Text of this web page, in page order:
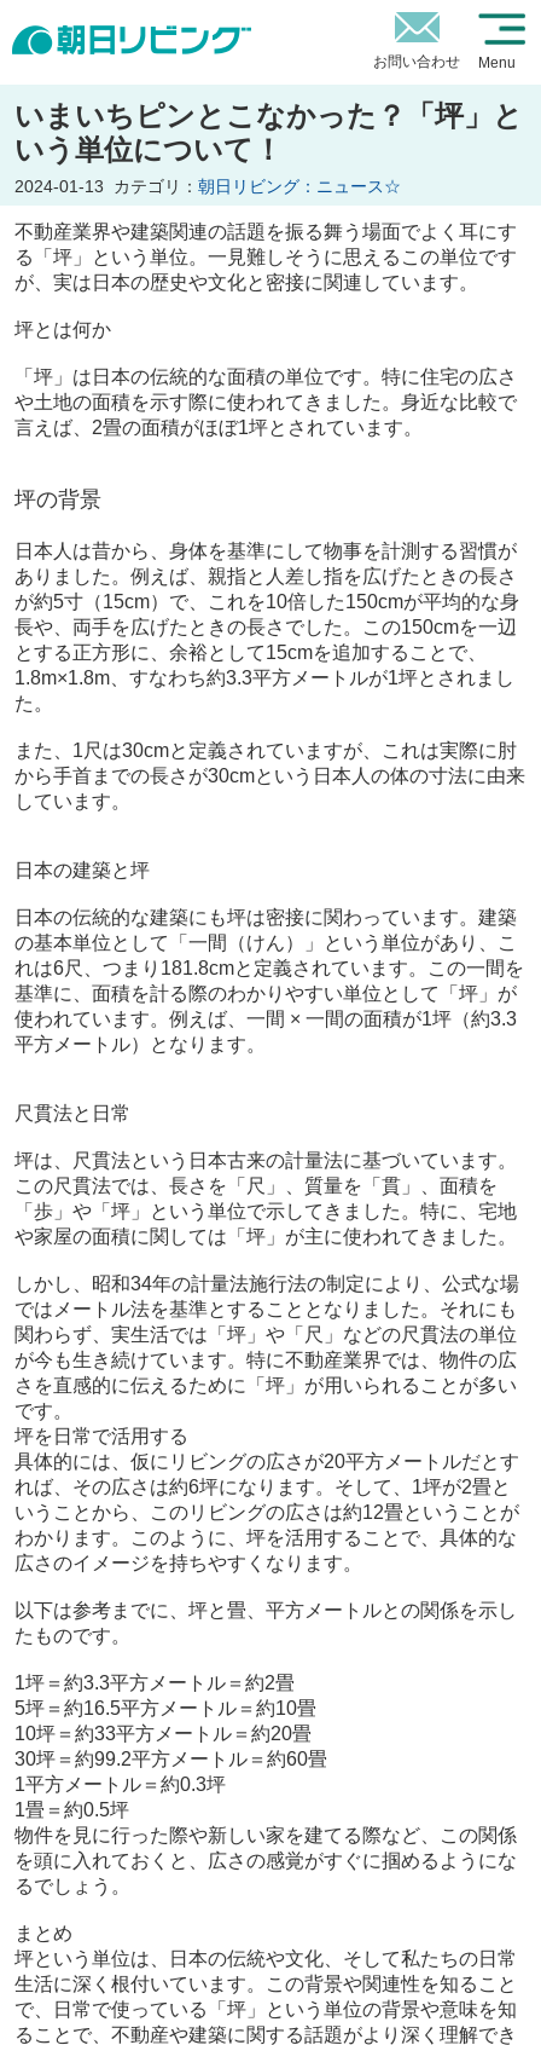
お問い合わせ Menu
いまいちピンとこなかった？「坪」と
いう単位について！
2024-01-13 カテゴリ： 朝日リビング：ニュース☆
不動産業界や建築関連の話題を振る舞う場面でよく耳にす
る「坪」という単位。一見難しそうに思えるこの単位です
が、実は日本の歴史や文化と密接に関連しています。
坪とは何か
「坪」は日本の伝統的な面積の単位です。特に住宅の広さ
や土地の面積を示す際に使われてきました。身近な比較で
言えば、2畳の面積がほぼ1坪とされています。
坪の背景
日本人は昔から、身体を基準にして物事を計測する習慣が
ありました。例えば、親指と人差し指を広げたときの長さ
が約5寸（15cm）で、これを10倍した150cmが平均的な身
長や、両手を広げたときの長さでした。この150cmを一辺
とする正方形に、余裕として15cmを追加することで、
1.8m×1.8m、すなわち約3.3平方メートルが1坪とされまし
た。
また、1尺は30cmと定義されていますが、これは実際に肘
から手首までの長さが30cmという日本人の体の寸法に由来
しています。
日本の建築と坪
日本の伝統的な建築にも坪は密接に関わっています。建築
の基本単位として「一間（けん）」という単位があり、こ
れは6尺、つまり181.8cmと定義されています。この一間を
基準に、面積を計る際のわかりやすい単位として「坪」が
使われています。例えば、一間 × 一間の面積が1坪（約3.3
平方メートル）となります。
尺貫法と日常
坪は、尺貫法という日本古来の計量法に基づいています。
この尺貫法では、長さを「尺」、質量を「貫」、面積を
「歩」や「坪」という単位で示してきました。特に、宅地
や家屋の面積に関しては「坪」が主に使われてきました。
しかし、昭和34年の計量法施行法の制定により、公式な場
ではメートル法を基準とすることとなりました。それにも
関わらず、実生活では「坪」や「尺」などの尺貫法の単位
が今も生き続けています。特に不動産業界では、物件の広
さを直感的に伝えるために「坪」が用いられることが多い
です。
坪を日常で活用する
具体的には、仮にリビングの広さが20平方メートルだとす
れば、その広さは約6坪になります。そして、1坪が2畳と
いうことから、このリビングの広さは約12畳ということが
わかります。このように、坪を活用することで、具体的な
広さのイメージを持ちやすくなります。
以下は参考までに、坪と畳、平方メートルとの関係を示し
たものです。
1坪＝約3.3平方メートル＝約2畳
5坪＝約16.5平方メートル＝約10畳
10坪＝約33平方メートル＝約20畳
30坪＝約99.2平方メートル＝約60畳
1平方メートル＝約0.3坪
1畳＝約0.5坪
物件を見に行った際や新しい家を建てる際など、この関係
を頭に入れておくと、広さの感覚がすぐに掴めるようにな
るでしょう。
まとめ
坪という単位は、日本の伝統や文化、そして私たちの日常
生活に深く根付いています。この背景や関連性を知ること
で、日常で使っている「坪」という単位の背景や意味を知
ることで、不動産や建築に関する話題がより深く理解でき